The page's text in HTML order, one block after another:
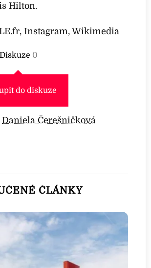
Hilton.
Instagram, Wikimedia
Diskuze 0
do diskuze
Daniela Čerešničková
ČLÁNKY